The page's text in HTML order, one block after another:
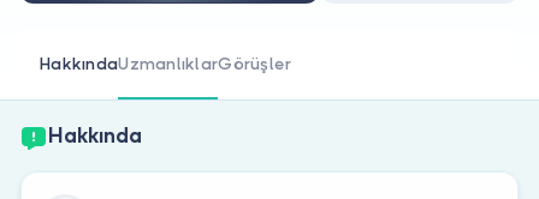
HakkındaUzmanlıklarGörüşler
Hakkında